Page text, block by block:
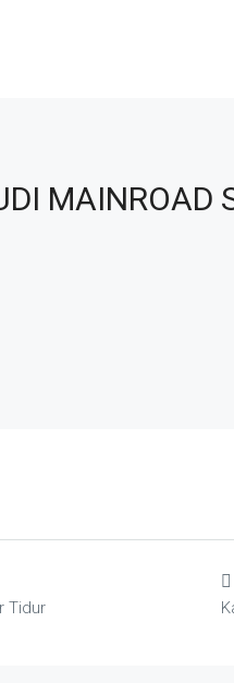
MAINROAD
Tidur